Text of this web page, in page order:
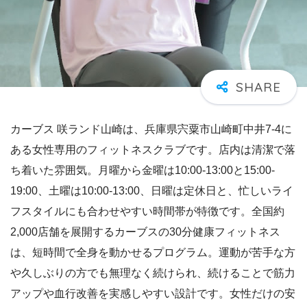
カーブス 咲ランド山崎は、兵庫県宍粟市山崎町中井7-4に
ある女性専用のフィットネスクラブです。店内は清潔で落
ち着いた雰囲気。月曜から金曜は10:00-13:00と15:00-
19:00、土曜は10:00-13:00、日曜は定休日と、忙しいライ
フスタイルにも合わせやすい時間帯が特徴です。全国約
2,000店舗を展開するカーブスの30分健康フィットネス
は、短時間で全身を動かせるプログラム。運動が苦手な方
や久しぶりの方でも無理なく続けられ、続けることで筋力
アップや血行改善を実感しやすい設計です。女性だけの安